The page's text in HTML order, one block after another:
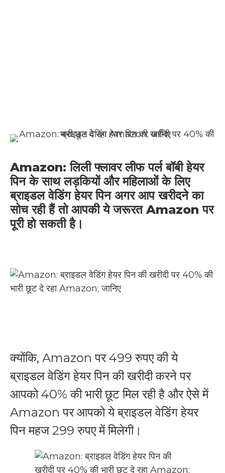
Amazon: लिली फ्लावर लीफ पर्लबॉबी हेयर
पिनके साथ लड़कियों और महिलाओं के लिए
ब्राइडल वेडिंग हेयर पिनअगर आप खरीदने का
सोच रही हैं तो आपकी ये जरूरत Amazon पर
पूरी हो सकती है।
क्योंकि, Amazon पर 499 रुपए की ये
ब्राइडल वेडिंग हेयर पिनकी खरीदी करने पर
आपको 40% की भारी छूट मिल रही है और ऐसे में
Amazonपर आपको येब्राइडल वेडिंग हेयर
पिनमहज 299 रुपए में मिलेगी।